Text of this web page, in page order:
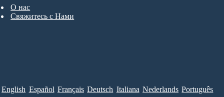
О нас
Свяжитесь с Нами
English Español Français Deutsch Italiana Nederlands Português